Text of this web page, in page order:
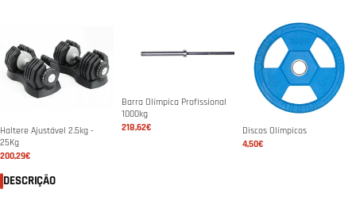
Haltere Ajustável 2.5kg -
25Kg
200,29€
Barra Olímpica Profissional
1000kg
218,62€
Discos Olímpicos
4,50€
DESCRIÇÃO